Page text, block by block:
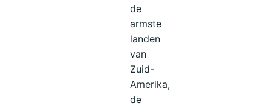
de
armste
landen
van
Zuid-
Amerika,
de